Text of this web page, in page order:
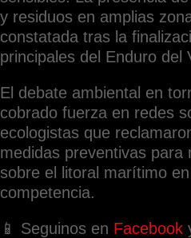
y residuos en amplias
constatada tras la
principales del Enduro del
El debate ambiental en
cobrado fuerza en redes
ecologistas que
medidas preventivas para
sobre el litoral marítimo
competencia.
📱 Seguinos en Facebook